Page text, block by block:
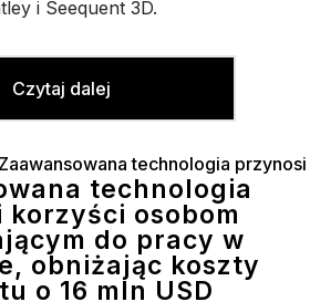
i Seequent 3D.
Czytaj dalej
technologia
korzyści osobom
do pracy w
obniżając koszty
o 16 mln USD